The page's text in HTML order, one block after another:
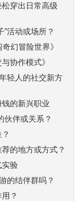
松穿出日常高级
活动或场所？
幻冒险世界》
协作模式》
轻人的社交新方
的新兴职业
伙伴或关系？
的地方或方式？
验
的结伴群吗？
？